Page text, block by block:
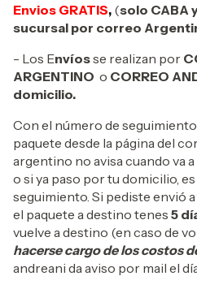
Envios GRATIS, (solo CABA
sucursal por correo
- Los Envíosse realizan por
ARGENTINO o CORREO
domicilio.
Con el número de
paquete desde la página del
argentino no avisa cuando va
o si ya paso por tu domicilio,
seguimiento. Si pediste envió
el paquete a destino tenes 5
vuelve a destino (en caso de
hacerse cargo de los costos
andreani da aviso por mail el